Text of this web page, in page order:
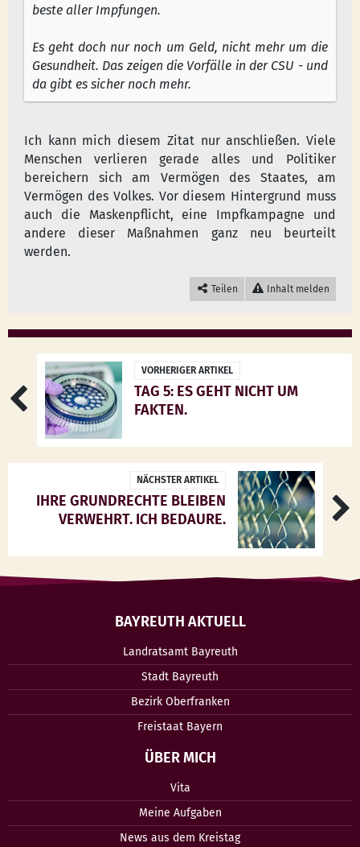
beste aller Impfungen.
Es geht doch nur noch um Geld, nicht mehr um die
Gesundheit. Das zeigen die Vorfälle in der CSU - und
da gibt es sicher noch mehr.
Ich kann mich diesem Zitat nur anschließen. Viele
Menschen verlieren gerade alles und Politiker
bereichern sich am Vermögen des Staates, am
Vermögen des Volkes. Vor diesem Hintergrund muss
auch die Maskenpflicht, eine Impfkampagne und
andere dieser Maßnahmen ganz neu beurteilt
werden.
Teilen Inhalt melden
VORHERIGER ARTIKEL
TAG 5: ES GEHT NICHT UM
FAKTEN.
NÄCHSTER ARTIKEL
IHRE GRUNDRECHTE BLEIBEN
VERWEHRT. ICH BEDAURE.
BAYREUTH AKTUELL
Landratsamt Bayreuth
Stadt Bayreuth
Bezirk Oberfranken
Freistaat Bayern
ÜBER MICH
Vita
Meine Aufgaben
News aus dem Kreistag